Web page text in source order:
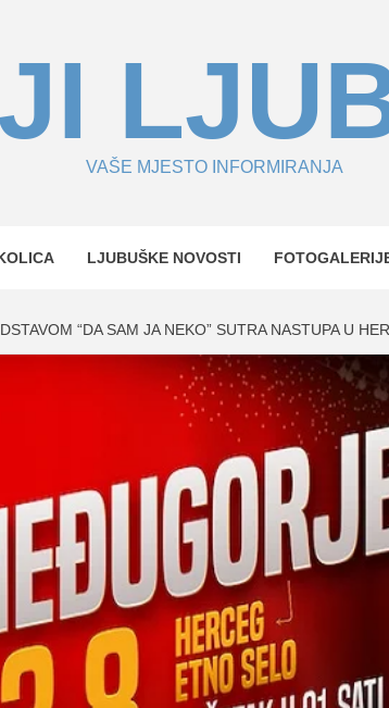
VAŠE MJESTO INFORMIRANJA
LJUBUŠKE NOVOSTI
“DA SAM JA NEKO” SUTRA NASTUPA U